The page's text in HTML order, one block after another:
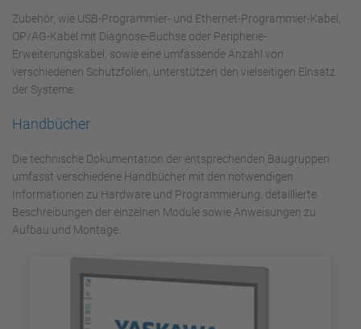
Zubehör, wie USB-Programmier- und Ethernet-Programmier-Kabel,
OP/AG-Kabel mit Diagnose-Buchse oder Peripherie-
Erweiterungskabel, sowie eine umfassende Anzahl von
verschiedenen Schutzfolien, unterstützen den vielseitigen Einsatz
der Systeme.
Handbücher
Die technische Dokumentation der entsprechenden Baugruppen
umfasst verschiedene Handbücher mit den notwendigen
Informationen zu Hardware und Programmierung, detaillierte
Beschreibungen der einzelnen Module sowie Anweisungen zu
Aufbau und Montage.